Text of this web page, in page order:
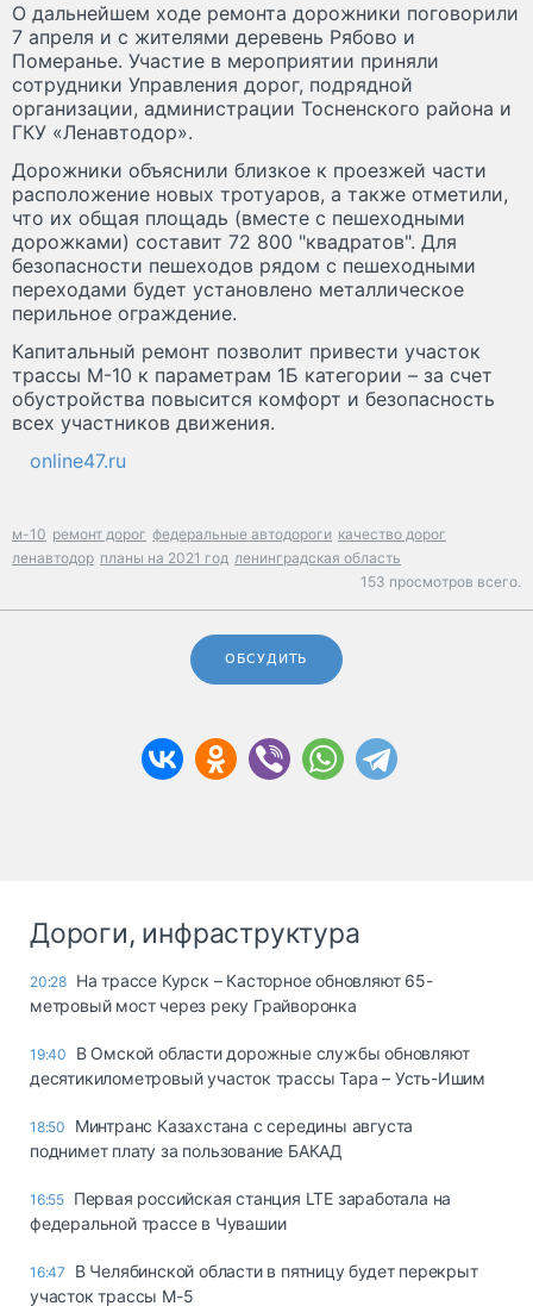
О дальнейшем ходе ремонта дорожники поговорили
7 апреля и с жителями деревень Рябово и
Померанье. Участие в мероприятии приняли
сотрудники Управления дорог, подрядной
организации, администрации Тосненского района и
ГКУ «Ленавтодор».
Дорожники объяснили близкое к проезжей части
расположение новых тротуаров, а также отметили,
что их общая площадь (вместе с пешеходными
дорожками) составит 72 800 "квадратов". Для
безопасности пешеходов рядом с пешеходными
переходами будет установлено металлическое
перильное ограждение.
Капитальный ремонт позволит привести участок
трассы М-10 к параметрам 1Б категории – за счет
обустройства повысится комфорт и безопасность
всех участников движения.
online47.ru
м-10 ремонт дорог федеральные автодороги качество дорог
ленавтодор планы на 2021 год ленинградская область
153 просмотров всего.
ОБСУДИТЬ
Дороги, инфраструктура
20:28 На трассе Курск – Касторное обновляют 65-
метровый мост через реку Грайворонка
19:40
В Омской области дорожные службы обновляют
десятикилометровый участок трассы Тара – Усть-Ишим
18:50
Минтранс Казахстана с середины августа
поднимет плату за пользование БАКАД
16:55 Первая российская станция LTE заработала на
федеральной трассе в Чувашии
16:47
В Челябинской области в пятницу будет перекрыт
участок трассы М-5